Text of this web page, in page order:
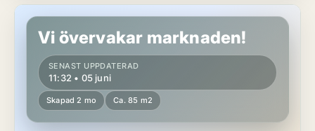
Butikslokal i Lysekil
Vi övervakar marknaden!
SENAST UPPDATERAD
11:32 • 05 juni
Skapad 2 mo Ca. 85 m2